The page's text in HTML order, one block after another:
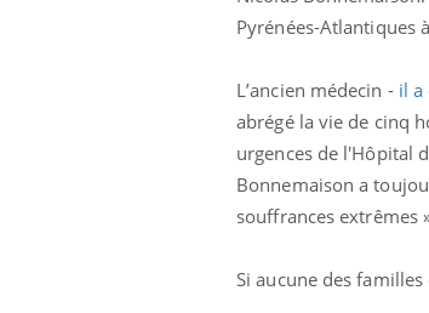
Pyrénées-Atlantiques
L’ancien médecin - il a
abrégé la vie de cinq
urgences de l'Hôpital
Bonnemaison a
souffrances extrêmes
Si aucune des familles